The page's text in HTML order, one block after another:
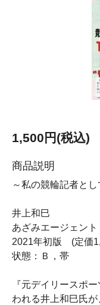
1,500円(税込)
商品説明
～私の競輪記者と
井上和巳
あざみエージェント
2021年初版 (定価
状態：Ｂ，帯
『元デイリースポ
われる井上和巳氏